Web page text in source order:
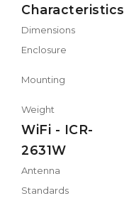
Characteristics
Dimensions
Enclosure
Mounting
Weight
WiFi - ICR-
2631W
Antenna
Standards